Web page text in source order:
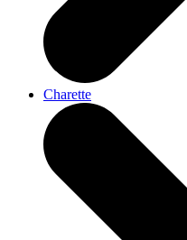
Charette